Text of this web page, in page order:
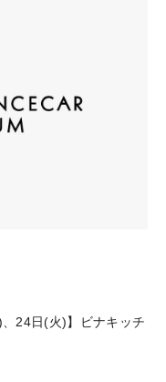
24日(火)】ビナキッチ